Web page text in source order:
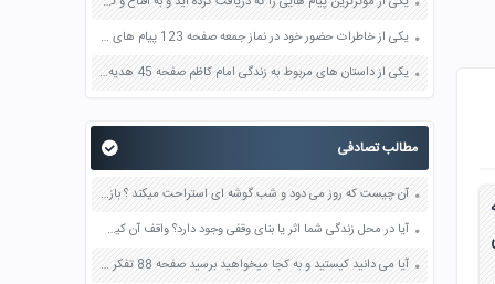
یکی از خاطرات حضور خود در نماز جمعه صفحه 123 پیام های آسمان هفتم
یکی از داستان های مربوط به زندگی امام کاظم صفحه 45 هدیه های آسمان چهارم
مطالب تصادفی
آن چیست که روز می دود و شب گوشه ای استراحت میکند ؟ بازی خواستگاری جواب پاسخ
آیا در محل زندگی شما اثر یا بنای وقفی وجود دارد؟ واقف آن کیست؟ صفحه 11 مطالعات اجتماعی هشتم
آیا می دانید کیستید و به کجا میخواهید برسید صفحه 88 تفکر و پژوهش ششم